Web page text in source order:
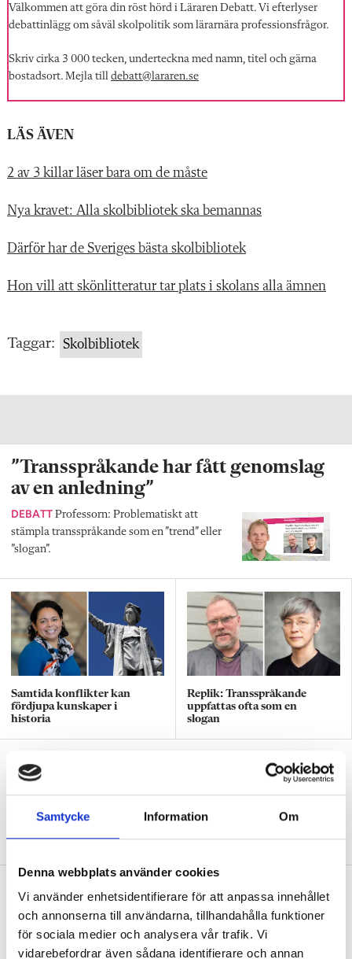
Samtycke Information Om
Denna webbplats använder cookies
Vi använder enhetsidentifierare för att anpassa innehållet
och annonserna till användarna, tillhandahålla funktioner
för sociala medier och analysera vår trafik. Vi
vidarebefordrar även sådana identifierare och annan
Välkommen att göra din röst hörd i Läraren Debatt. Vi efterlyser
debattinlägg om såväl skolpolitik som lärarnära professionsfrågor.
Skriv cirka 3 000 tecken, underteckna med namn, titel och gärna
bostadsort. Mejla till debatt@lararen.se
LÄS ÄVEN
2 av 3 killar läser bara om de måste
Nya kravet: Alla skolbibliotek ska bemannas
Därför har de Sveriges bästa skolbibliotek
Hon vill att skönlitteratur tar plats i skolans alla ämnen
Taggar: Skolbibliotek
”Transspråkande har fått genomslag
av en anledning”
DEBATT Professorn: Problematiskt att
stämpla transspråkande som en ”trend” eller
”slogan”.
Samtida konflikter kan
fördjupa kunskaper i
historia
Replik: Transspråkande
uppfattas ofta som en
slogan
Debatt: Mardröm att många elever
aldrig läst en bok
DEBATT
Svenskläraren: ”Låter i mina öron
som ett livslångt straff.”
Tre språklärare om diktamen
PANELEN”I engelska är den uppenbara
vinsten att de både lyssnar och antecknar.”